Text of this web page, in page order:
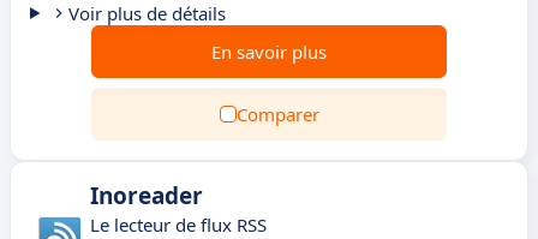
Voir plus de détails
En savoir plus
Comparer
Inoreader
Le lecteur de flux RSS